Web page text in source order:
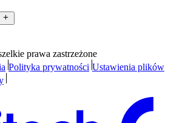
prawa zastrzeżone
Polityka prywatności Ustawienia plików